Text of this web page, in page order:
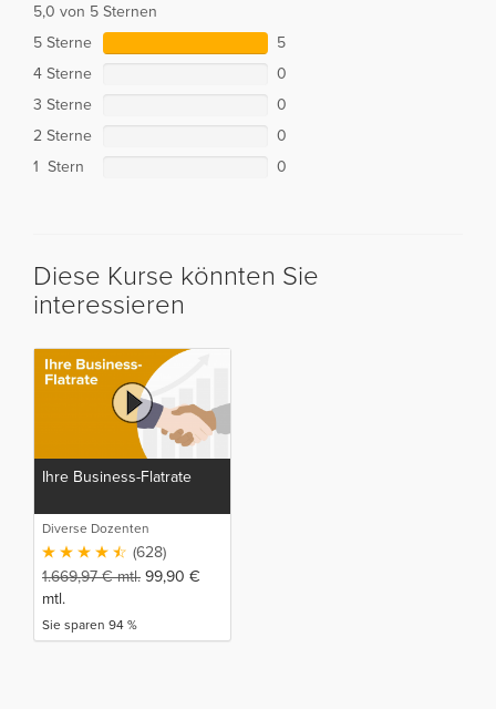
5,0 von 5 Sternen
5 Sterne
5
4 Sterne
0
3 Sterne
0
2 Sterne
0
1 Stern
0
Diese Kurse könnten Sie
interessieren
Ihre Business-Flatrate
Diverse Dozenten
(628)
1.669,97€mtl. 99,90 €
mtl.
Sie sparen 94 %